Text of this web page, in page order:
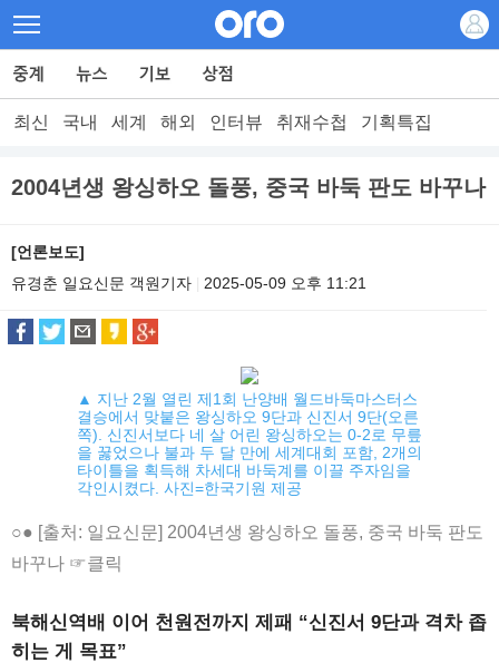
최신 국내 세계 해외 인터뷰 취재수첩 기획특집
2004년생 왕싱하오 돌풍, 중국 바둑 판도 바꾸나
[언론보도]
유경춘 일요신문 객원기자
2025-05-09 오후 11:21
▲ 지난 2월 열린 제1회 난양배 월드바둑마스터스
결승에서 맞붙은 왕싱하오 9단과 신진서 9단(오른
쪽). 신진서보다 네 살 어린 왕싱하오는 0-2로 무릎
을 꿇었으나 불과 두 달 만에 세계대회 포함, 2개의
타이틀을 획득해 차세대 바둑계를 이끌 주자임을
각인시켰다. 사진=한국기원 제공
○● [출처: 일요신문] 2004년생 왕싱하오 돌풍, 중국 바둑 판도
바꾸나 ☞클릭
북해신역배 이어 천원전까지 제패 “신진서 9단과 격차 좁
히는 게 목표”